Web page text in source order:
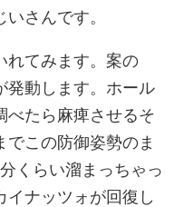
さんです。
れてみます。案の
発動します。ホール
べたら麻痺させるそ
でこの防御姿勢のま
くらい溜まっちゃっ
イナッツォが回復し